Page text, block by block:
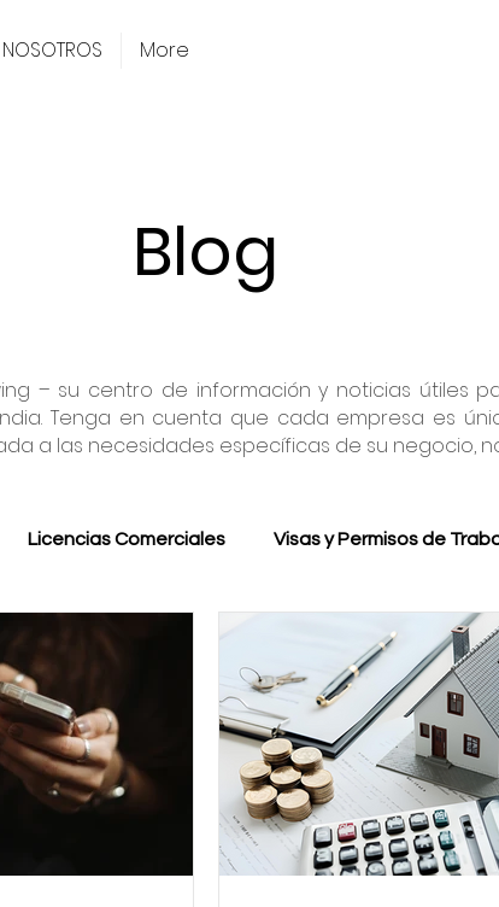
NOSOTROS More
Blog
– su centro de información y noticias útiles
Tenga en cuenta que cada empresa es
a las necesidades específicas de su negocio,
Licencias Comerciales Visas y Permisos de